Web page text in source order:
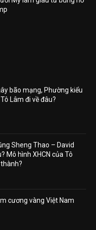
bão mạng, Phường kiểu
Lâm đi về đâu?
Sheng Thao – David
Mô hình XHCN của Tô
cương vàng Việt Nam